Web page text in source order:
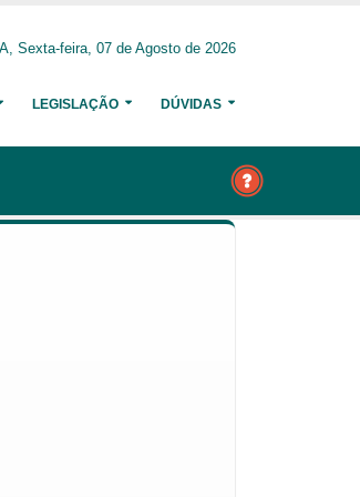
Sexta-feira, 07 de Agosto de 2026
LEGISLAÇÃO DÚVIDAS